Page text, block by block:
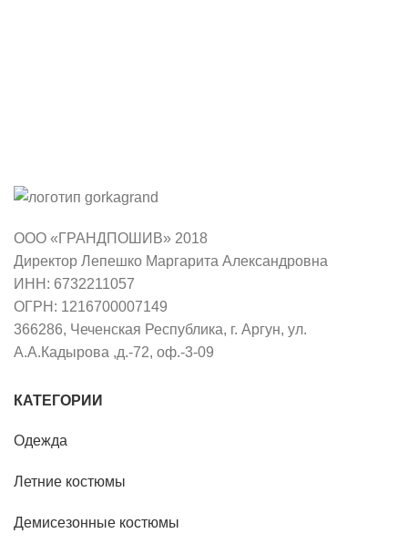
ООО «ГРАНДПОШИВ» 2018
Директор Лепешко Маргарита Александровна
ИНН: 6732211057
ОГРН: 1216700007149
366286, Чеченская Республика, г. Аргун, ул.
А.А.Кадырова ,д.-72, оф.-3-09
КАТЕГОРИИ
Одежда
Летние костюмы
Демисезонные костюмы